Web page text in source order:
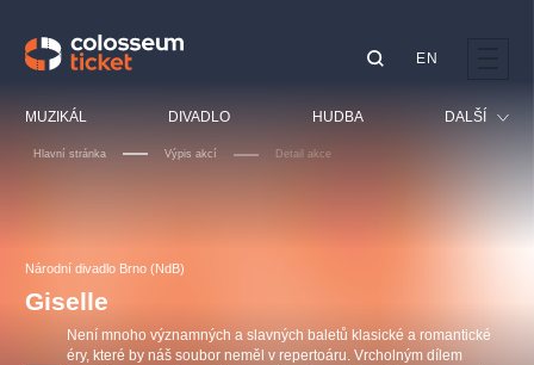
MUZIKÁL DIVADLO HUDBA DALŠÍ
Sport
EN
Hlavní stránka Výpis akcí Detail akce
Národní divadlo Brno (NdB)
Giselle
Není mnoho významných a slavných baletů klasické a romantické
éry, které by náš soubor neměl v repertoáru. Vrcholným dílem
OBYČEJNÁ HOLKA
Agentura 44, s.r.o.